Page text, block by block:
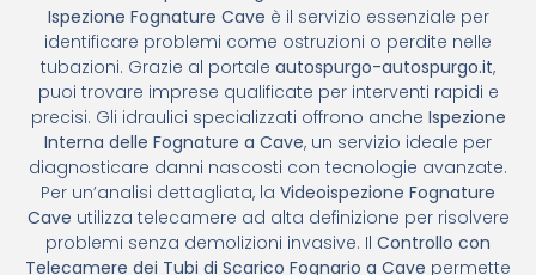
Ispezione Fognature Cave è il servizio essenziale per
identificare problemi come ostruzioni o perdite nelle
tubazioni. Grazie al portale autospurgo-autospurgo.it,
puoi trovare imprese qualificate per interventi rapidi e
precisi. Gli idraulici specializzati offrono anche Ispezione
Interna delle Fognature a Cave, un servizio ideale per
diagnosticare danni nascosti con tecnologie avanzate.
Per un’analisi dettagliata, la Videoispezione Fognature
Cave utilizza telecamere ad alta definizione per risolvere
problemi senza demolizioni invasive. Il Controllo con
Telecamere dei Tubi di Scarico Fognario a Cave permette